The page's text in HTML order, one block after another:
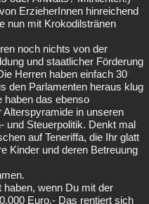
ErzieherInnen hinreichend
nun mit Krokodilstränen
noch nichts von der
und staatlicher Förderung
Herren haben einfach 30
den Parlamenten heraus klug
haben das ebenso
in unseren
und Steuerpolitik. Denkt mal
auf Teneriffa, die Ihr glatt
Kinder und deren Betreuung
wenn Du mit der
Euro.- Das rentiert sich